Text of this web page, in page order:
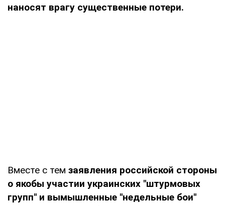
наносят врагу существенные потери.
Вместе с тем заявления российской стороны
о якобы участии украинских "штурмовых
групп" и вымышленные "недельные бои"